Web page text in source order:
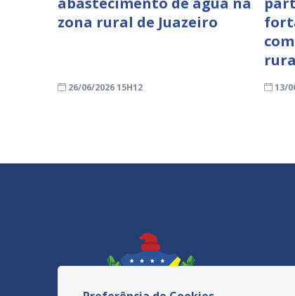
zona rural de Juazeiro
26/06/2026 15H12 13/